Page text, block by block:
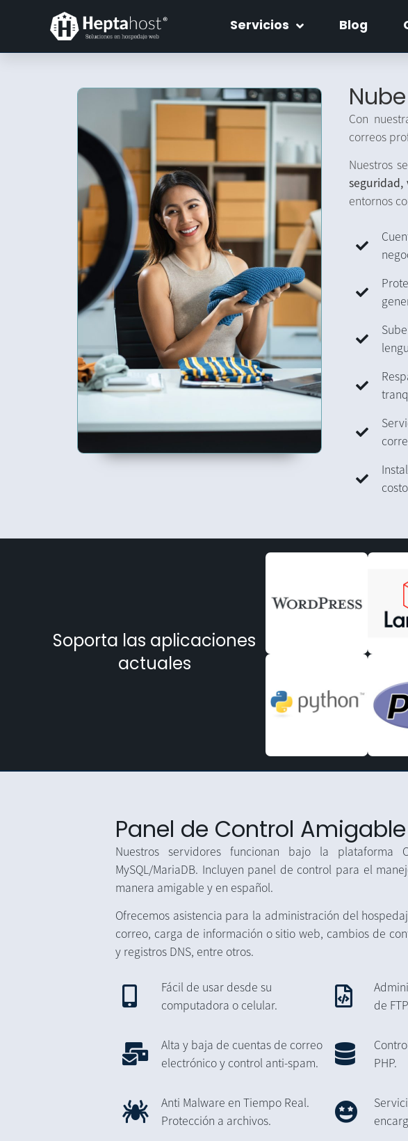
Servicios Blog
Con
correos
Nuestros
seguridad,
entornos
Soporta las aplicaciones
actuales
Panel de Control Amigable
Nuestros servidores funcionan bajo la plataforma
MySQL/MariaDB. Incluyen panel de control para el
manera amigable y en español.
Ofrecemos asistencia para la administración del
correo, carga de información o sitio web, cambios de
y registros DNS, entre otros.
Fácil de usar desde su
computadora o celular.
Alta y baja de cuentas de correo
electrónico y control anti-spam.
Anti Malware en Tiempo Real.
Protección a archivos.
de
PHP.